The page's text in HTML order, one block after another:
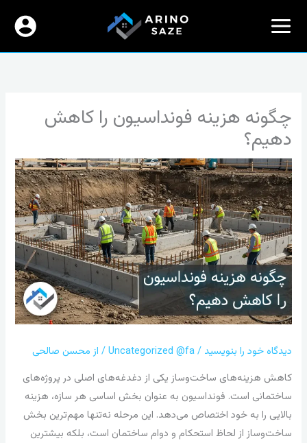
چگونه هزینه فونداسیون را کاهش
دهیم؟
دیدگاه‌ خود را بنویسید /
Uncategorized @fa/ از محسن صالحی
کاهش هزینه‌های ساخت‌وساز یکی از دغدغه‌های اصلی در پروژه‌های
ساختمانی است. فونداسیون به عنوان بخش اساسی هر سازه، هزینه
بالایی را به خود اختصاص می‌دهد. این مرحله نه‌تنها مهم‌ترین بخش
ساخت‌وساز از لحاظ استحکام و دوام ساختمان است، بلکه بیشترین